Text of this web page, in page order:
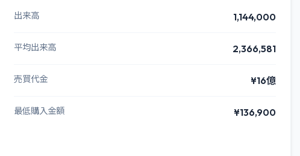
出来高 1,144,000
平均出来高 2,366,581
売買代金 ¥16億
最低購入金額 ¥136,900